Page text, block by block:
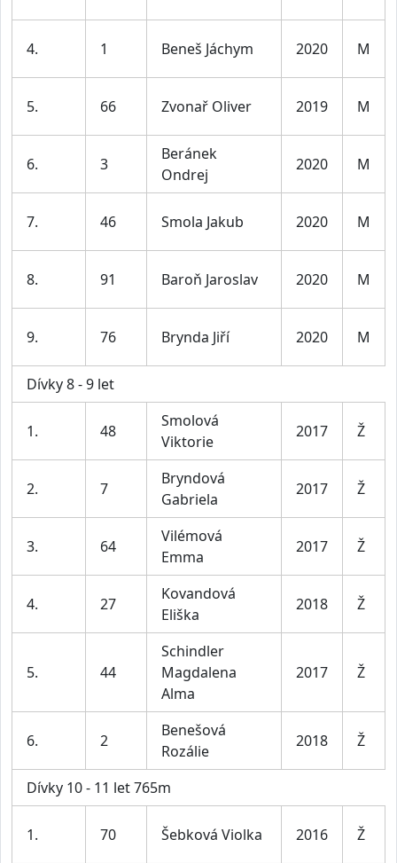
4. 1 Beneš Jáchym 2020 M
5. 66 Zvonař Oliver 2019 M
6. 3
Beránek
Ondrej
2020 M
7. 46 Smola Jakub 2020 M
8. 91 Baroň Jaroslav 2020 M
9. 76 Brynda Jiří 2020 M
Dívky 8 - 9 let
1. 48
Smolová
Viktorie
2017 Ž
2. 7
Bryndová
Gabriela
2017 Ž
3. 64
Vilémová
Emma
2017 Ž
4. 27
Kovandová
Eliška
2018 Ž
5. 44
Schindler
Magdalena
Alma
2017 Ž
6. 2
Benešová
Rozálie
2018 Ž
Dívky 10 - 11 let 765m
1. 70 Šebková Violka 2016 Ž